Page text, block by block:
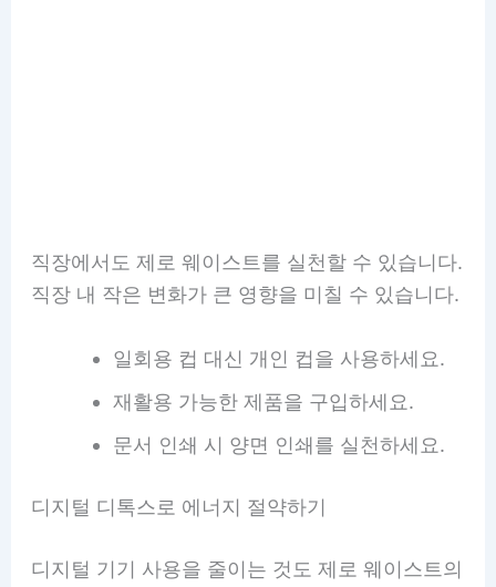
직장에서도 제로 웨이스트를 실천할 수 있습니다.
직장 내 작은 변화가 큰 영향을 미칠 수 있습니다.
일회용 컵 대신 개인 컵을 사용하세요.
재활용 가능한 제품을 구입하세요.
문서 인쇄 시 양면 인쇄를 실천하세요.
디지털 디톡스로 에너지 절약하기
디지털 기기 사용을 줄이는 것도 제로 웨이스트의